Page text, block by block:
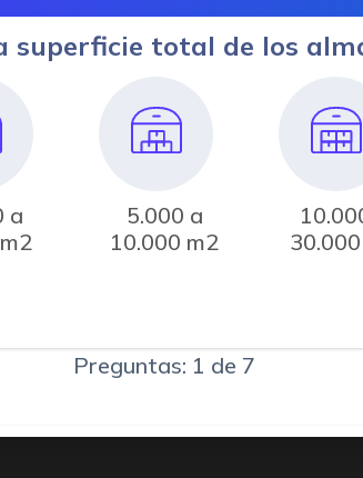
superficie total de los
a
5.000 a
10.000 m2
Preguntas: 1 de 7